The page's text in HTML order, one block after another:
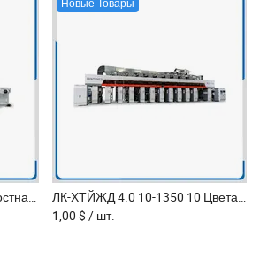
LQ-ZD09-1250 Высокоскоростная безвальная ротационная печатная машина для гибкой упаковки
ЛК-ХТЙЖД 4.0 10-1350 10 Цвета 400m/min Безвальный ротационный гравировальный пресс
1,00 $ / шт.